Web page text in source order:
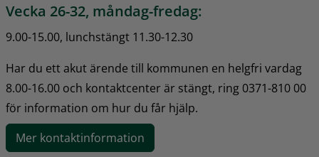
Vecka 26-32, måndag-fredag:
9.00-15.00, lunchstängt 11.30-12.30
Har du ett akut ärende till kommunen en helgfri vardag
8.00-16.00 och kontaktcenter är stängt, ring 0371-810 00
för information om hur du får hjälp.
Mer kontaktinformation